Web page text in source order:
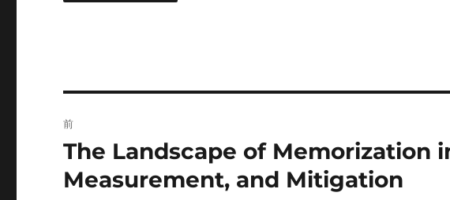
稿
ナ
前
前
の
投
The Landscape of Memorization
Measurement, and Mitigation